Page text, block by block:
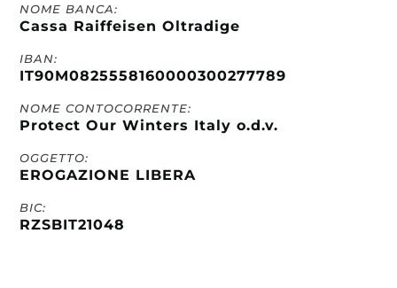
NOME BANCA:
Cassa Raiffeisen Oltradige
IBAN:
IT90M0825558160000300277789
NOME CONTOCORRENTE:
Protect Our Winters Italy o.d.v.
OGGETTO:
EROGAZIONE LIBERA
BIC:
RZSBIT21048